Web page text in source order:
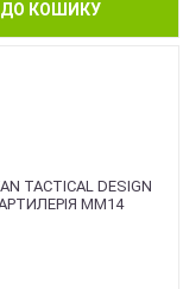
ДО КОШИКУ